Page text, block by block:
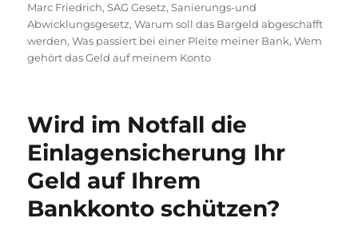
Marc Friedrich,SAG Gesetz,Sanierungs-und
Abwicklungsgesetz,Warum soll das Bargeld abgeschafft
werden,Was passiert bei einer Pleite meiner Bank,Wem
gehört das Geld auf meinem Konto
Wird im Notfall die
Einlagensicherung Ihr
Geld auf Ihrem
Bankkonto schützen?